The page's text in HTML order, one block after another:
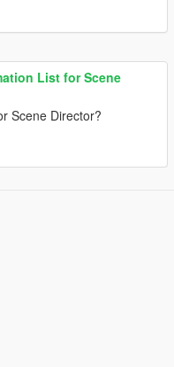
List for Scene
Scene Director?